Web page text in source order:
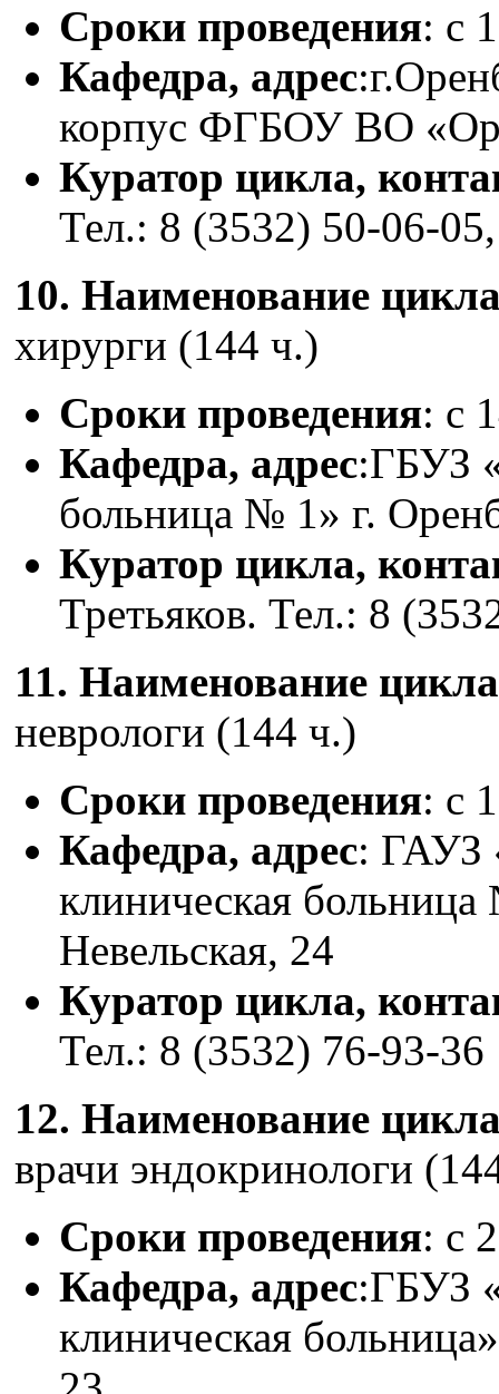
Сроки проведения: с
Кафедра, адрес
корпус ФГБОУ ВО
Куратор цикла,
Тел.: 8 (3532) 50-06-
10. Наименование
хирурги (144 ч.)
Сроки проведения: с
Кафедра, адрес:ГБУЗ
больница № 1» г.
Куратор цикла,
Третьяков. Тел.: 8
11. Наименование
неврологи (144 ч.)
Сроки проведения: с
Кафедра, адрес: ГАУЗ
клиническая
Невельская, 24
Куратор цикла,
Тел.: 8 (3532) 76-93-36
12. Наименование
врачи эндокринологи
Сроки проведения: с
Кафедра, адрес:ГБУЗ
клиническая